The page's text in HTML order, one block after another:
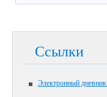
Ссылки
Электронный дневник